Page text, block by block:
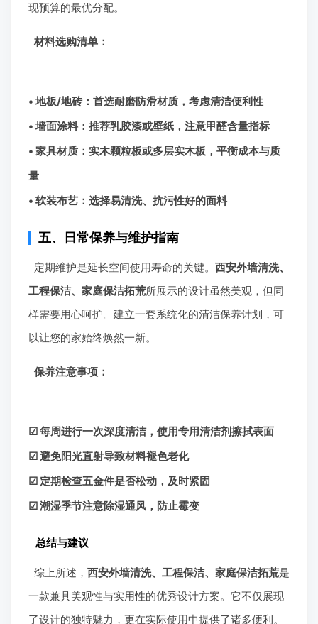
现预算的最优分配。
材料选购清单：
• 地板/地砖：首选耐磨防滑材质，考虑清洁便利性
• 墙面涂料：推荐乳胶漆或壁纸，注意甲醛含量指标
• 家具材质：实木颗粒板或多层实木板，平衡成本与质
量
• 软装布艺：选择易清洗、抗污性好的面料
五、日常保养与维护指南
定期维护是延长空间使用寿命的关键。 西安外墙清洗、
工程保洁、家庭保洁拓荒所展示的设计虽然美观，但同
样需要用心呵护。建立一套系统化的清洁保养计划，可
以让您的家始终焕然一新。
保养注意事项：
☑ 每周进行一次深度清洁，使用专用清洁剂擦拭表面
☑ 避免阳光直射导致材料褪色老化
☑ 定期检查五金件是否松动，及时紧固
☑ 潮湿季节注意除湿通风，防止霉变
总结与建议
综上所述， 西安外墙清洗、工程保洁、家庭保洁拓荒是
一款兼具美观性与实用性的优秀设计方案。它不仅展现
了设计的独特魅力，更在实际使用中提供了诸多便利。